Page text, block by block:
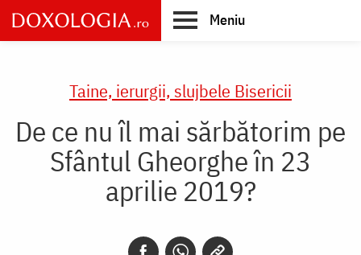
Skip
to
main
Meniu
Taine, ierurgii, slujbele Bisericii
De ce nu îl mai sărbătorim pe
Sfântul Gheorghe în 23
aprilie 2019?